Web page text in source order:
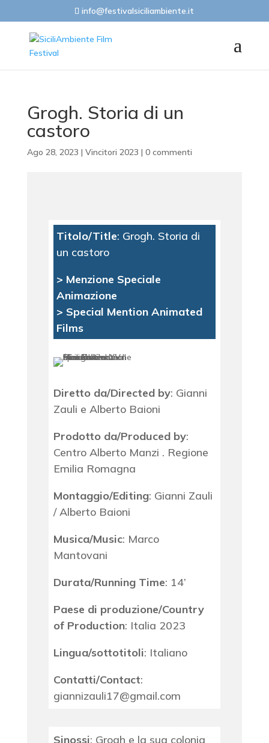
info@festivalsiciliambiente.it
Grogh. Storia di un
castoro
Ago 28, 2023 | Vincitori 2023 | 0 commenti
Titolo/Title: Grogh. Storia di
un castoro
> Menzione Speciale
Animazione
> Special Mention Animated
Films
Diretto da/Directed by: Gianni
Zauli e Alberto Baioni
Prodotto da/Produced by:
Centro Alberto Manzi . Regione
Emilia Romagna
Montaggio/Editing: Gianni Zauli
/ Alberto Baioni
Musica/Music: Marco
Mantovani
Durata/Running Time: 14’
Paese di produzione/Country
of Production: Italia 2023
Lingua/sottotitoli: Italiano
Contatti/Contact:
giannizauli17@gmail.com
Sinossi: Grogh e la sua colonia